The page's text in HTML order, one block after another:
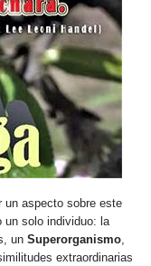
un aspecto sobre este
un solo individuo: la
un Superorganismo,
extraordinarias